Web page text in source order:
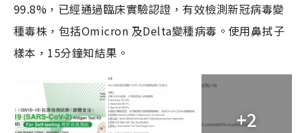
99.8%，已經通過臨床實驗認證，有效檢測新冠病毒變
種毒株，包括Omicron 及Delta變種病毒。使用鼻拭子
樣本，15分鐘知結果。
+2